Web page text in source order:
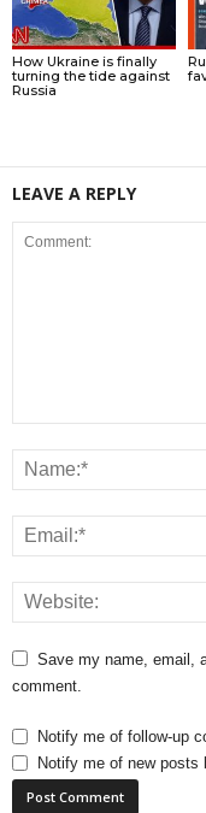
How Ukraine is finally
turning the tide against
Russia
LEAVE A REPLY
Save my name, email,
comment.
Notify me of follow-up
Notify me of new posts